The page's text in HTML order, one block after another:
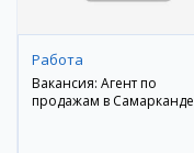
Работа
Вакансия: Агент по
продажам в Самарканде